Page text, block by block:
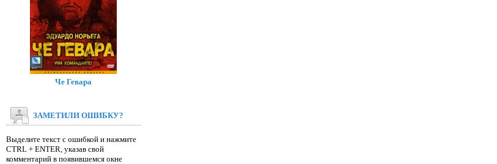
Че Гевара
ЗАМЕТИЛИ ОШИБКУ?
Выделите текст с ошибкой и нажмите
CTRL + ENTER, указав свой
комментарий в появившемся окне